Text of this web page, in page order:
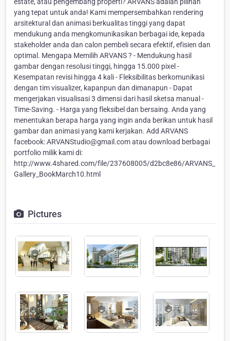
yang tepat untuk anda! Kami mempersembahkan rendering
arsitektural dan animasi berkualitas tinggi yang dapat
mendukung anda mengkomunikasikan berbagai ide, kepada
stakeholder anda dan calon pembeli secara efektif, efisien dan
optimal. Mengapa Memilih ARVANS ? - Mendukung hasil
gambar dengan resolusi tinggi, hingga 15.000 pixel -
Kesempatan revisi hingga 4 kali - Fleksibilitas berkomunikasi
dengan tim visualizer, kapanpun dan dimanapun - Dapat
mengerjakan visualisasi 3 dimensi dari hasil sketsa manual -
Time-Saving. - Harga yang fleksibel dan bersaing. Anda yang
menentukan berapa harga yang ingin anda berikan untuk hasil
gambar dan animasi yang kami kerjakan. Add ARVANS
facebook: ARVANStudio@gmail.com atau download berbagai
portfolio milik kami di:
http://www.4shared.com/file/237608005/d2bc8e86/ARVANS_
Gallery_BookMarch10.html
Pictures